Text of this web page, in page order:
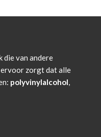
die van andere
zorgt dat alle
polyvinylalcohol,